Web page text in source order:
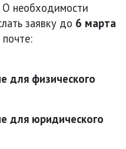
необходимости
заявку до 6 марта
для физического
для юридического